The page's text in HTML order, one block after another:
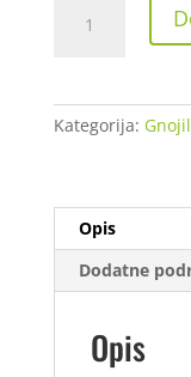
Mycotrex
količina
Kategorija:
Opis
Dodatne
Opis